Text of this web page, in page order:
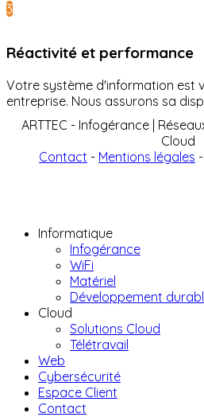
3
Réactivité et performance
Votre système d'information est
entreprise. Nous assurons sa
ARTTEC - Infogérance |
Cloud
Contact - Mentions légales -
Informatique
Infogérance
WiFi
Matériel
Développement
Cloud
Solutions Cloud
Télétravail
Web
Cybersécurité
Espace Client
Contact